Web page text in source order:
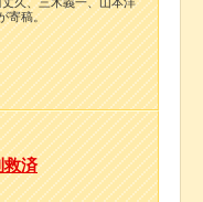
久、三木義一、山本洋
寄稿。
救済